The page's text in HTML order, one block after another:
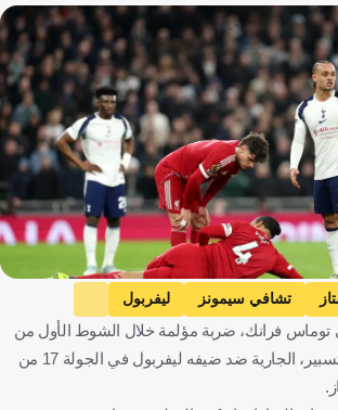
تشافي سيمونز
ليفربول
إنجلترا هولندا كرة قدم
توماس فرانك، ضربة مؤلمة خلال الشوط الأول من
مباراة فريقه توتنهام هوتسبير، الجارية ضد ضيفه ليفربول في الجولة 17 من